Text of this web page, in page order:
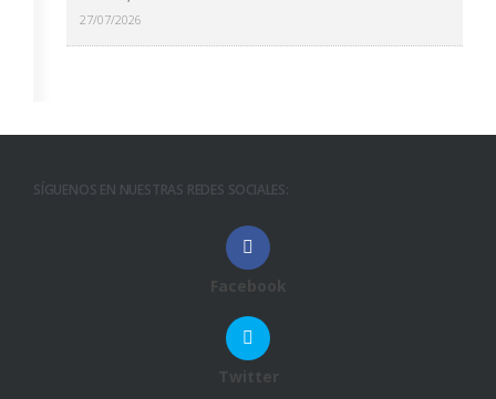
27/07/2026
SÍGUENOS EN NUESTRAS REDES SOCIALES:
Facebook
Twitter